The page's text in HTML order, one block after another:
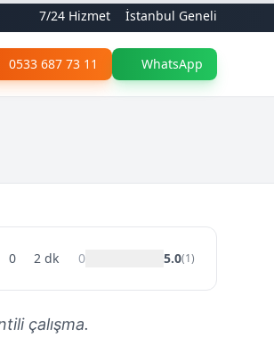
7/24 Hizmet İstanbul Geneli
0533 687 73 11 WhatsApp
0 2dk 0 5.0(1)
çalışma.